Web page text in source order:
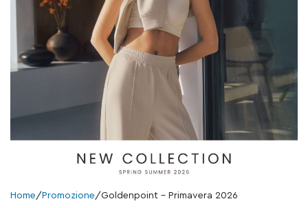
Home/ Promozione/Goldenpoint – Primavera 2026